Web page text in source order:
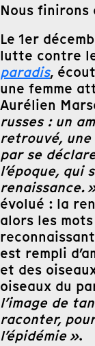
Nous finirons
Le 1er
lutte contre
paradis,
une femme
Aurélien
russes : un
retrouvé,
par se
l’époque, qui
renaissance.
évolué : la
alors les
est rempli
et des
oiseaux du
l’image de
raconter,
l’épidémie ».